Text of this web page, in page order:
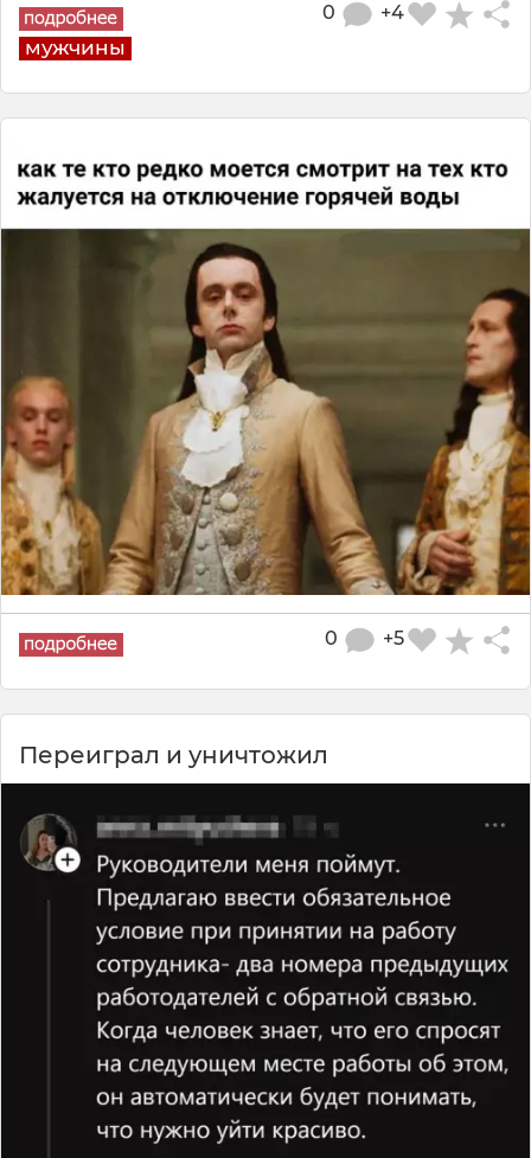
мужчины
+4
0
+5
0
Переиграл и уничтожил